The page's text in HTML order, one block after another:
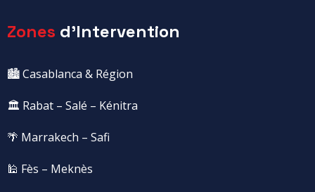
Zones d'Intervention
🏙️ Casablanca & Région
🏛️ Rabat – Salé – Kénitra
🌴 Marrakech – Safi
🕌 Fès – Meknès